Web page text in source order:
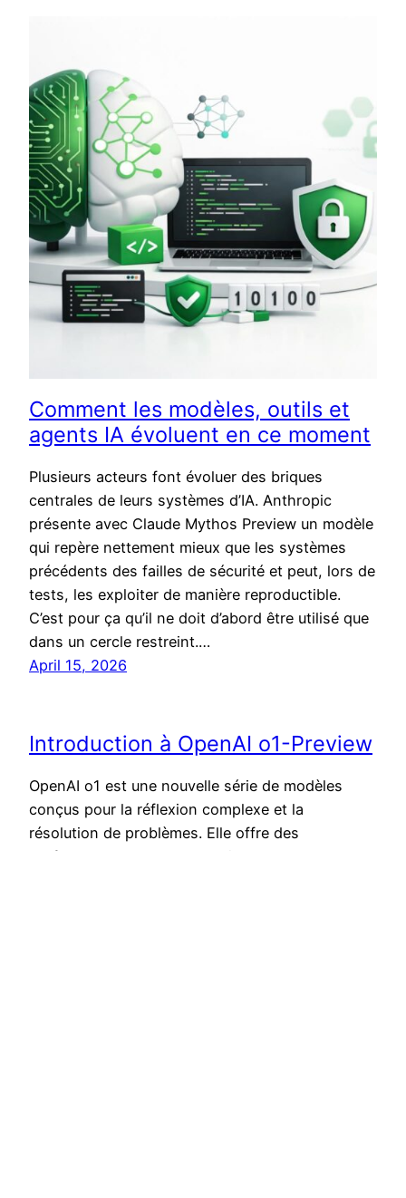
Comment les modèles, outils et
agents IA évoluent en ce moment
Plusieurs acteurs font évoluer des briques
centrales de leurs systèmes d’IA. Anthropic
présente avec Claude Mythos Preview un modèle
qui repère nettement mieux que les systèmes
précédents des failles de sécurité et peut, lors de
tests, les exploiter de manière reproductible.
C’est pour ça qu’il ne doit d’abord être utilisé que
dans un cercle restreint.…
April 15, 2026
Introduction à OpenAI o1-Preview
OpenAI o1 est une nouvelle série de modèles
conçus pour la réflexion complexe et la
résolution de problèmes. Elle offre des
performances accrues en sciences, en